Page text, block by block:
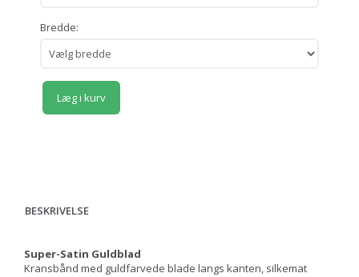
Bredde:
Læg i kurv
BESKRIVELSE
Super-Satin Guldblad
Kransbånd med guldfarvede blade langs kanten, silkemat